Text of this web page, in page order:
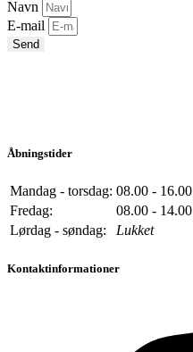
Navn
E-mail
Send
Åbningstider
Mandag - torsdag: 08.00 - 16.00
Fredag:
08.00 - 14.00
Lørdag - søndag:
Lukket
Kontaktinformationer